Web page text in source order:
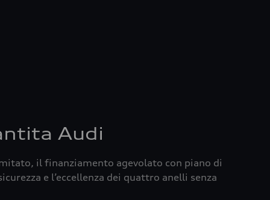
Audi
il finanziamento agevolato con piano di
e l’eccellenza dei quattro anelli senza